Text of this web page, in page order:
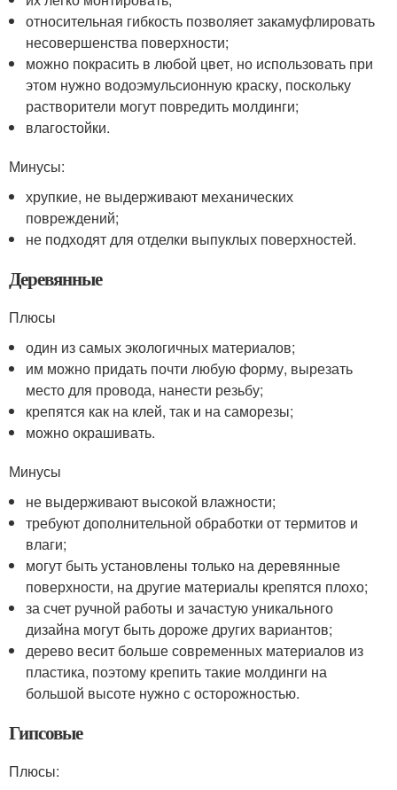
относительная гибкость позволяет закамуфлировать
несовершенства поверхности;
можно покрасить в любой цвет, но использовать при
этом нужно водоэмульсионную краску, поскольку
растворители могут повредить молдинги;
влагостойки.
Минусы:
хрупкие, не выдерживают механических
повреждений;
не подходят для отделки выпуклых поверхностей.
Деревянные
Плюсы
один из самых экологичных материалов;
им можно придать почти любую форму, вырезать
место для провода, нанести резьбу;
крепятся как на клей, так и на саморезы;
можно окрашивать.
Минусы
не выдерживают высокой влажности;
требуют дополнительной обработки от термитов и
влаги;
могут быть установлены только на деревянные
поверхности, на другие материалы крепятся плохо;
за счет ручной работы и зачастую уникального
дизайна могут быть дороже других вариантов;
дерево весит больше современных материалов из
пластика, поэтому крепить такие молдинги на
большой высоте нужно с осторожностью.
Гипсовые
Плюсы: